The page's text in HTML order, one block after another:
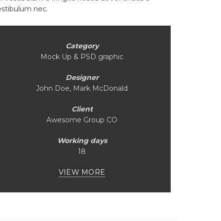
nec.
Category
Mock Up & PSD graphic
Designer
John Doe, Mark McDonald
Client
Awesome Group CO
Working days
18
VIEW MORE